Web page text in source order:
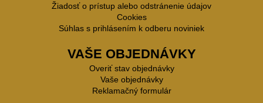
Žiadosť o prístup alebo odstránenie údajov
Cookies
Súhlas s prihlásením k odberu noviniek
VAŠE OBJEDNÁVKY
Overiť stav objednávky
Vaše objednávky
Reklamačný formulár